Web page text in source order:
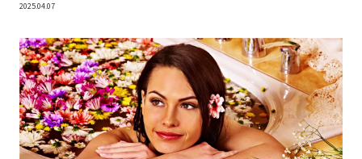
2025.04.07